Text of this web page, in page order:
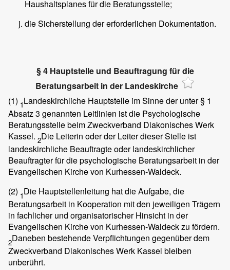
Haushaltsplanes für die Beratungsstelle;
die Sicherstellung der erforderlichen Dokumentation.
§ 4 Hauptstelle und Beauftragung für die
Beratungsarbeit in der Landeskirche
(1) 1Landeskirchliche Hauptstelle im Sinne der unter § 1
Absatz 3 genannten Leitlinien ist die Psychologische
Beratungsstelle beim Zweckverband Diakonisches Werk
Kassel. 2Die Leiterin oder der Leiter dieser Stelle ist
landeskirchliche Beauftragte oder landeskirchlicher
Beauftragter für die psychologische Beratungsarbeit in der
Evangelischen Kirche von Kurhessen-Waldeck.
(2) 1Die Hauptstellenleitung hat die Aufgabe, die
Beratungsarbeit in Kooperation mit den jeweiligen Trägern
in fachlicher und organisatorischer Hinsicht in der
Evangelischen Kirche von Kurhessen-Waldeck zu fördern.
2Daneben bestehende Verpflichtungen gegenüber dem
Zweckverband Diakonisches Werk Kassel bleiben
unberührt.